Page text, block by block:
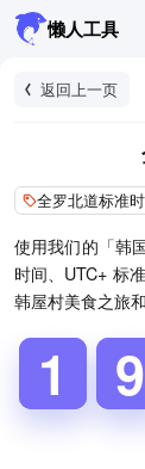
懒人工具
返回上一页
全罗北道标准
使用我们的「韩
时间、UTC+ 标
韩屋村美食之旅
1
1
1
1 8
8
9
9